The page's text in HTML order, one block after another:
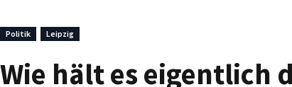
Politik Leipzig
Wie hält es eigentlich